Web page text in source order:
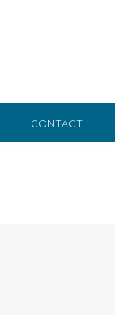
CONTACT